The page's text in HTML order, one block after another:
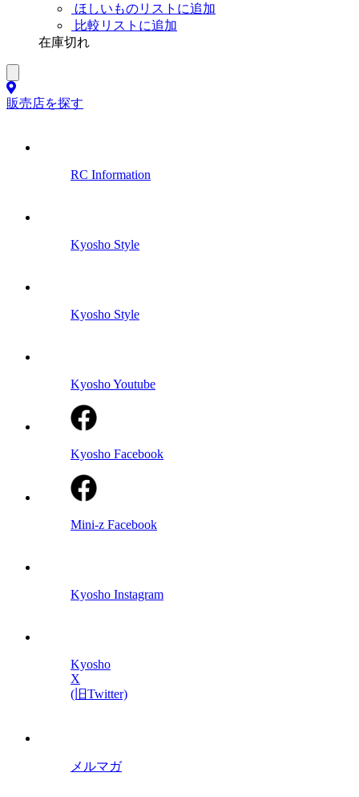
ほしいものリストに追加
比較リストに追加
在庫切れ
販売店を探す
RC Information
Kyosho Style
Kyosho Style
Kyosho Youtube
Kyosho Facebook
Mini-z Facebook
Kyosho Instagram
Kyosho
X
(旧Twitter)
メルマガ